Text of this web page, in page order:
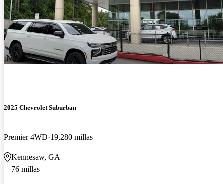
¡Nuevo!
2025 Chevrolet Suburban
Premier 4WD 19,280 millas
Kennesaw, GA
76 millas